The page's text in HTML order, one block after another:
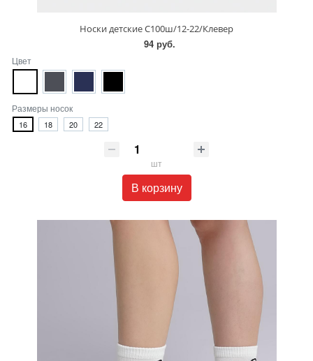
Носки детские С100ш/12-22/Клевер
94 руб.
Цвет
Размеры носок
16 18 20 22
шт
В корзину